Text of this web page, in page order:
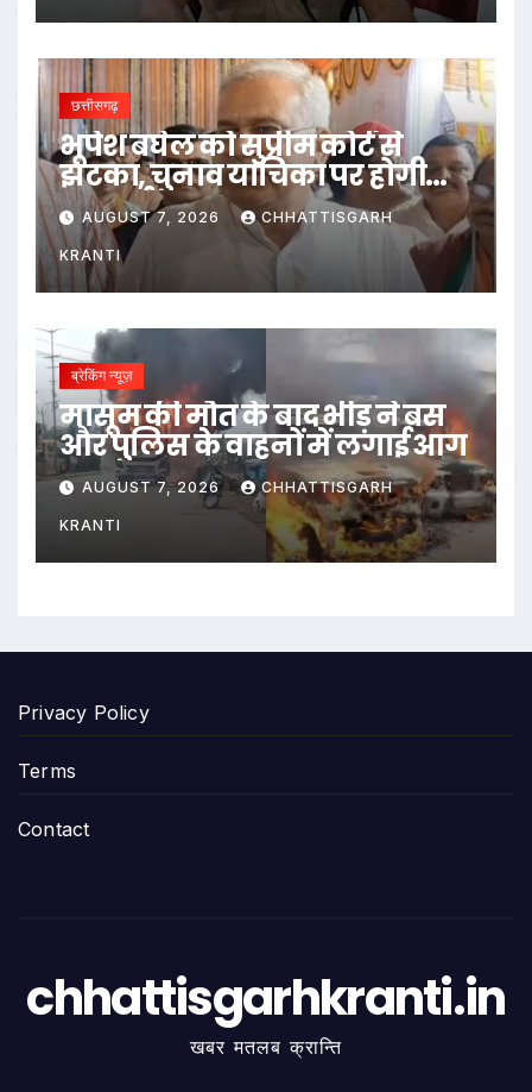
छत्तीसगढ़
भूपेश बघेल को सुप्रीम कोर्ट से
झटका, चुनाव याचिका पर होगी
सुनवाई
AUGUST 7, 2026 CHHATTISGARH
KRANTI
ब्रेकिंग न्यूज़
मासूम की मौत के बाद भीड़ ने बस
और पुलिस के वाहनों में लगाई आग
AUGUST 7, 2026 CHHATTISGARH
KRANTI
Privacy Policy
Terms
Contact
chhattisgarhkranti.in
खबर मतलब क्रान्ति